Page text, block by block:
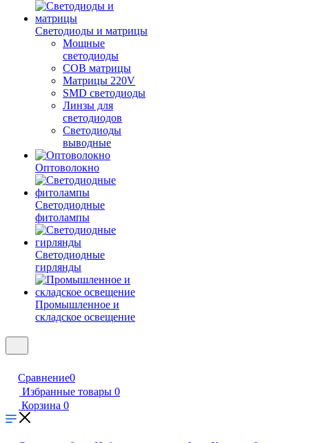
Светодиоды и матрицы
Мощные
светодиоды
COB матрицы
Матрицы 220V
SMD светодиоды
Линзы для
светодиодов
Светодиоды
выводные
Оптоволокно
Светодиодные
фитолампы
Светодиодные
гирлянды
Промышленное и
складское освещение
Сравнение0
Избранные товары 0
Корзина 0